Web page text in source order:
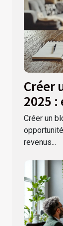
Créer
2025 :
Créer un
revenus...